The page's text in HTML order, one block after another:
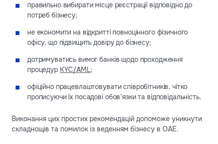
правильно вибирати місце реєстрації відповідно до
потреб бізнесу;
не економити на відкритті повноцінного фізичного
офісу, що підвищить довіру до бізнесу;
дотримуватись вимог банків щодо проходження
процедур KYC/AML;
офіційно працевлаштовувати співробітників, чітко
прописуючи їх посадові обов’язки та відповідальність.
Виконання цих простих рекомендацій допоможе уникнути
складнощів та помилок із веденням бізнесу в ОАЕ.